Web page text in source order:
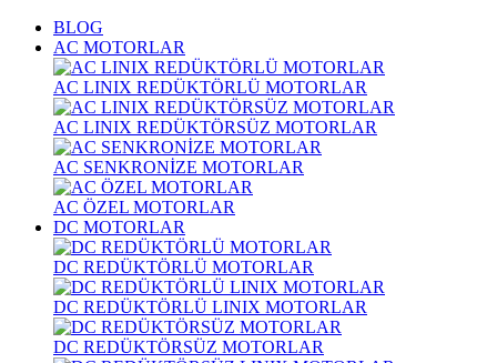
BLOG
AC MOTORLAR
AC LINIX REDÜKTÖRLÜ MOTORLAR
AC LINIX REDÜKTÖRSÜZ MOTORLAR
AC SENKRONİZE MOTORLAR
AC ÖZEL MOTORLAR
DC MOTORLAR
DC REDÜKTÖRLÜ MOTORLAR
DC REDÜKTÖRLÜ LINIX MOTORLAR
DC REDÜKTÖRSÜZ MOTORLAR